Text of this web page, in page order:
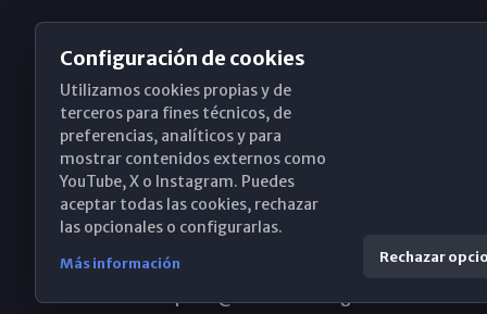
Obispado de Málaga
Santa María, 18-20. 29015 Málaga
(+34) 952 224 386
Configuración de cookies
Utilizamos cookies propias y de
terceros para fines técnicos, de
preferencias, analíticos y para
mostrar contenidos externos como
YouTube, X o Instagram. Puedes
aceptar todas las cookies, rechazar
las opcionales o configurarlas.
Más información Rechazar